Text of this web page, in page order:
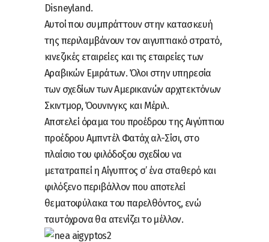
Disneyland.
Αυτοί που συμπράττουν στην κατασκευή
της περιλαμβάνουν τον αιγυπτιακό στρατό,
κινεζικές εταιρείες και τις εταιρείες των
Αραβικών Εμιράτων. Όλοι στην υπηρεσία
των σχεδίων των Αμερικανών αρχιτεκτόνων
Σκιντμορ, Όουνινγκς και Μέριλ.
Αποτελεί όραμα του προέδρου της Αιγύπτιου
προέδρου Αμπντέλ Φατάχ αλ-Σίσι, στο
πλαίσιο του φιλόδοξου σχεδίου να
μετατραπεί η Αίγυπτος σ’ ένα σταθερό και
φιλόξενο περιβάλλον που αποτελεί
θεματοφύλακα του παρελθόντος, ενώ
ταυτόχρονα θα ατενίζει το μέλλον.